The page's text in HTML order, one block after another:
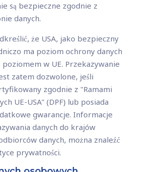
są bezpieczne zgodnie z
danych.
że USA, jako bezpieczny
ma poziom ochrony danych
w UE. Przekazywanie
zatem dozwolone, jeśli
zgodnie z "Ramami
UE-USA" (DPF) lub posiada
gwarancje. Informacje
danych do krajów
danych, można znaleźć
prywatności.